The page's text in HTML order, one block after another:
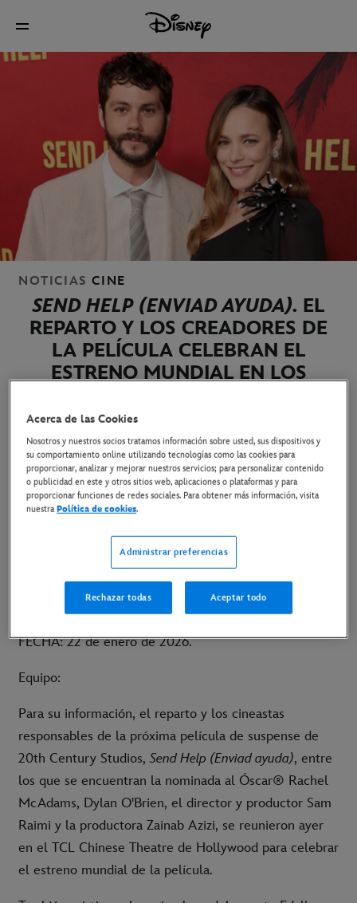
NOTICIAS CINE
SEND HELP (ENVIAD AYUDA). EL
REPARTO Y LOS CREADORES DE
LA PELÍCULA CELEBRAN EL
ESTRENO MUNDIAL EN LOS
ASUNTO:SEND HELP (ENVIAD AYUDA). EL REPARTO
Y LOS CREADORES DE LA PELÍCULA CELEBRAN EL
ESTRENO MUNDIAL EN LOS ÁNGELES.
Para: Quien corresponda.
DE: Departamento de estrategia y planificación.
FECHA: 22 de enero de 2026.
Equipo:
Para su información, el reparto y los cineastas
responsables de la próxima película de suspense de
20th Century Studios,Send Help (Enviad ayuda), entre
los que se encuentran la nominada al Óscar® Rachel
McAdams, Dylan O'Brien, el director y productor Sam
Raimi y la productora Zainab Azizi, se reunieron ayer
en el TCL Chinese Theatre de Hollywood para celebrar
el estreno mundial de la película.
Acerca de las Cookies
Nosotros y nuestros socios tratamos información sobre usted, sus dispositivos y
su comportamiento online utilizando tecnologías como las cookies para
proporcionar, analizar y mejorar nuestros servicios; para personalizar contenido
o publicidad en este y otros sitios web, aplicaciones o plataformas y para
proporcionar funciones de redes sociales. Para obtener más información, visita
nuestraPolítica de cookies.
Administrar preferencias
Rechazar todas Aceptar todo